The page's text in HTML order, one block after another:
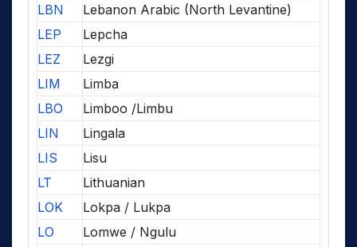
LBN
Lebanon Arabic (North Levantine)
LEP
Lepcha
LEZ
Lezgi
LIM
Limba
LBO
Limboo /Limbu
LIN
Lingala
LIS
Lisu
LT
Lithuanian
LOK
Lokpa / Lukpa
LO
Lomwe / Ngulu